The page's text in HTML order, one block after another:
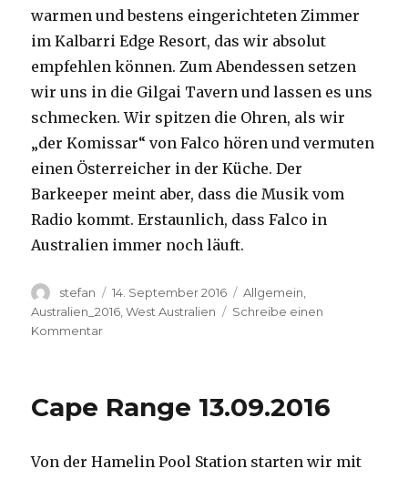
warmen und bestens eingerichteten Zimmer
im Kalbarri Edge Resort, das wir absolut
empfehlen können. Zum Abendessen setzen
wir uns in die Gilgai Tavern und lassen es uns
schmecken. Wir spitzen die Ohren, als wir
„der Komissar“ von Falco hören und vermuten
einen Österreicher in der Küche. Der
Barkeeper meint aber, dass die Musik vom
Radio kommt. Erstaunlich, dass Falco in
Australien immer noch läuft.
Autor
stefan
Veröffentlicht
am
14. September 2016 Kategorien
Allgemein
Australien_2016 ,West Australien
Schreibe einen
Kommentarzu
Cape Range 13.09.2016
Von der Hamelin Pool Station starten wir mit